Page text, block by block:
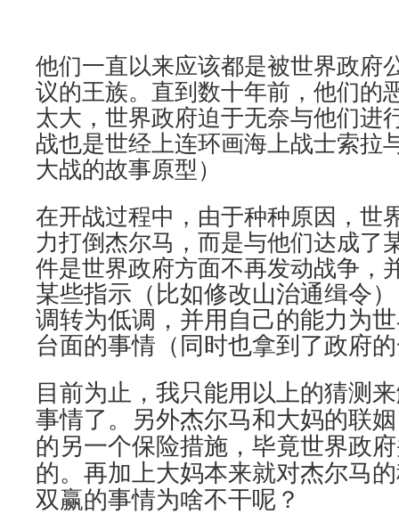
他们一直以来应该都是被世界政府
议的王族。直到数十年前，他们的
太大，世界政府迫于无奈与他们进
战也是世经上连环画海上战士索拉
大战的故事原型）
在开战过程中，由于种种原因，世
力打倒杰尔马，而是与他们达成了
件是世界政府方面不再发动战争，
某些指示（比如修改山治通缉令
调转为低调，并用自己的能力为
台面的事情（同时也拿到了政府
目前为止，我只能用以上的猜测
事情了。另外杰尔马和大妈的联
的另一个保险措施，毕竟世界政
的。再加上大妈本来就对杰尔马
双赢的事情为啥不干呢？